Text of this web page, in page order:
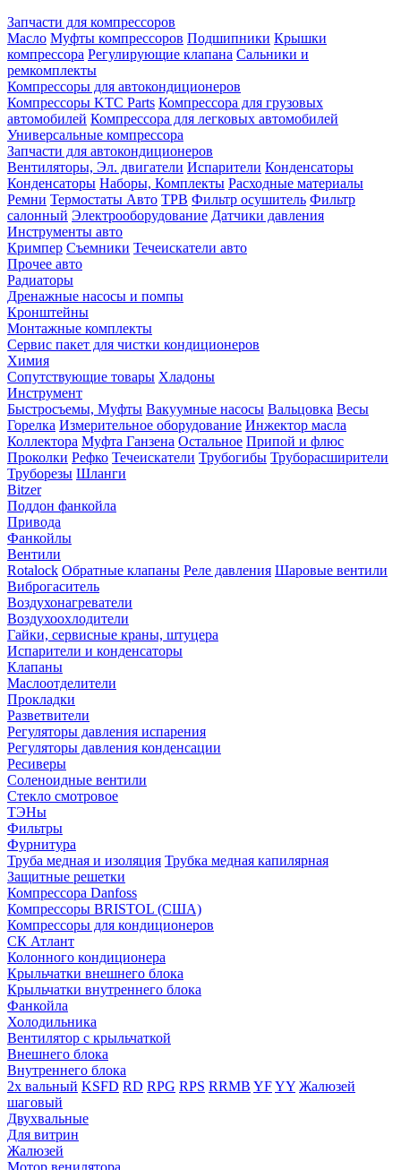
Запчасти для компрессоров
Масло Муфты компрессоров Подшипники Крышки
компрессора Регулирующие клапана Сальники и
ремкомплекты
Компрессоры для автокондиционеров
Компрессоры KTC Parts Компрессора для грузовых
автомобилей Компрессора для легковых автомобилей
Универсальные компрессора
Запчасти для автокондиционеров
Вентиляторы, Эл. двигатели Испарители Конденсаторы
Конденсаторы Наборы, Комплекты Расходные материалы
Ремни Термостаты Авто ТРВ Фильтр осушитель Фильтр
салонный Электрооборудование Датчики давления
Инструменты авто
Кримпер Съемники Течеискатели авто
Прочее авто
Радиаторы
Дренажные насосы и помпы
Кронштейны
Монтажные комплекты
Сервис пакет для чистки кондиционеров
Химия
Сопутствующие товары Хладоны
Инструмент
Быстросъемы, Муфты Вакуумные насосы Вальцовка Весы
Горелка Измерительное оборудование Инжектор масла
Коллектора Муфта Ганзена Остальное Припой и флюс
Проколки Рефко Течеискатели Трубогибы Труборасширители
Труборезы Шланги
Bitzer
Поддон фанкойла
Привода
Фанкойлы
Вентили
Rotalock Обратные клапаны Реле давления Шаровые вентили
Виброгаситель
Воздухонагреватели
Воздухоохлодители
Гайки, сервисные краны, штуцера
Испарители и конденсаторы
Клапаны
Маслоотделители
Прокладки
Разветвители
Регуляторы давления испарения
Регуляторы давления конденсации
Ресиверы
Соленоидные вентили
Стекло смотровое
ТЭНы
Фильтры
Фурнитура
Труба медная и изоляция Трубка медная капилярная
Защитные решетки
Компрессора Danfoss
Компрессоры BRISTOL (США)
Компрессоры для кондиционеров
СК Атлант
Колонного кондиционера
Крыльчатки внешнего блока
Крыльчатки внутреннего блока
Фанкойла
Холодильника
Вентилятор с крыльчаткой
Внешнего блока
Внутреннего блока
2х вальный KSFD RD RPG RPS RRMB YFYY Жалюзей
шаговый
Двухвальные
Для витрин
Жалюзей
Мотор венилятора